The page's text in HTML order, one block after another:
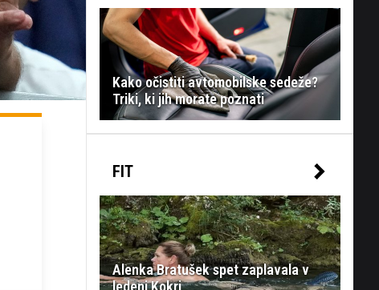
Kako očistiti avtomobilske sedeže?
Triki, ki jih morate poznati
FIT
Alenka Bratušek spet zaplavala v
ledeni Kokri